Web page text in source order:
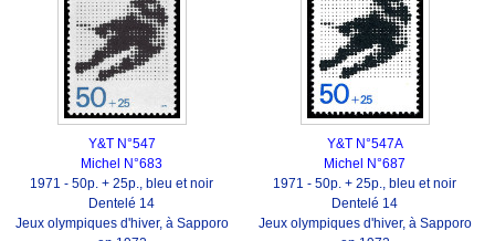
Y&T N°547
Michel N°683
1971 - 50p. + 25p., bleu et noir
Dentelé 14
Jeux olympiques d'hiver, à Sapporo
Y&T N°547A
Michel N°687
1971 - 50p. + 25p., bleu et noir
Dentelé 14
Jeux olympiques d'hiver, à Sapporo